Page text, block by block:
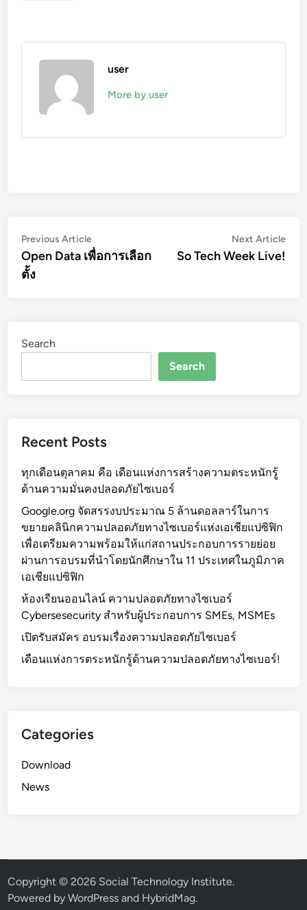
user
More by user
Post
navigation
Previous ArticlePrevious
article:
Open Data เพื่อการเลือก
ตั้ง
Next Article
So Tech Week Live!
Search
Search
Recent Posts
ทุกเดือนตุลาคม คือ เดือนแห่งการสร้างความตระหนักรู้
ด้านความมั่นคงปลอดภัยไซเบอร์
Google.org จัดสรรงบประมาณ 5 ล้านดอลลาร์ในการ
ขยายคลินิกความปลอดภัยทางไซเบอร์แห่งเอเชียแปซิฟิก
เพื่อเตรียมความพร้อมให้แก่สถานประกอบการรายย่อย
ผ่านการอบรมที่นำโดยนักศึกษาใน 11 ประเทศในภูมิภาค
เอเชียแปซิฟิก
ห้องเรียนออนไลน์ ความปลอดภัยทางไซเบอร์
Cybersesecurity สำหรับผู้ประกอบการ SMEs, MSMEs
เปิดรับสมัคร อบรมเรื่องความปลอดภัยไซเบอร์
เดือนแห่งการตระหนักรู้ด้านความปลอดภัยทางไซเบอร์!
Categories
Download
News
Copyright © 2026 Social Technology Institute.
Powered byWordPress and HybridMag.